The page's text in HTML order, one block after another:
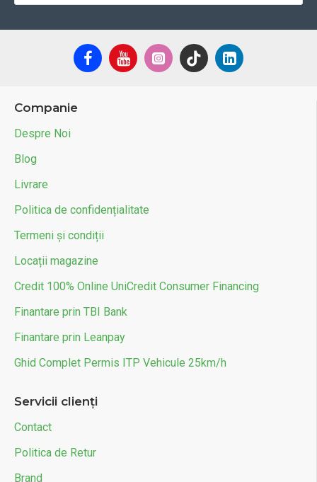
Companie
Despre Noi
Blog
Livrare
Politica de confidențialitate
Termeni și condiții
Locații magazine
Credit 100% Online UniCredit Consumer Financing
Finantare prin TBI Bank
Finantare prin Leanpay
Ghid Complet Permis ITP Vehicule 25km/h
Servicii clienți
Contact
Politica de Retur
Brand